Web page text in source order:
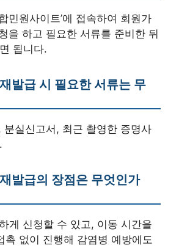
민원사이트’에 접속하여 회원가
을 하고 필요한 서류를 준비한 뒤
됩니다.
발급 시 필요한 서류는 무
실신고서, 최근 촬영한 증명사
발급의 장점은 무엇인가
게 신청할 수 있고, 이동 시간을
촉 없이 진행해 감염병 예방에도